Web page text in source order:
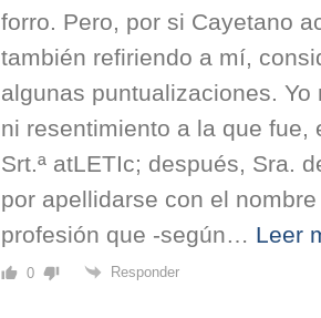
forro. Pero, por si Cayetano
también refiriendo a mí,
algunas puntualizaciones.
ni resentimiento a la que fue,
Srt.ª atLETIc; después, Sra.
por apellidarse con el
profesión que -según… Leer
0 Responder